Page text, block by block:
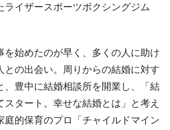
ライザースポーツボクシングジム
始めたのが早く、多くの人に助け
との出会い。周りからの結婚に対す
、豊中に結婚相談所を開業し、「結
タート。幸せな結婚とは」と考え
庭的保育のプロ「チャイルドマイン